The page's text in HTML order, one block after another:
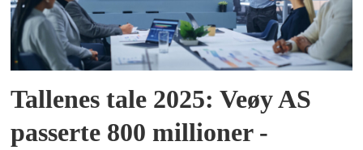
Tallenes tale 2025: Veøy AS
passerte 800 millioner -